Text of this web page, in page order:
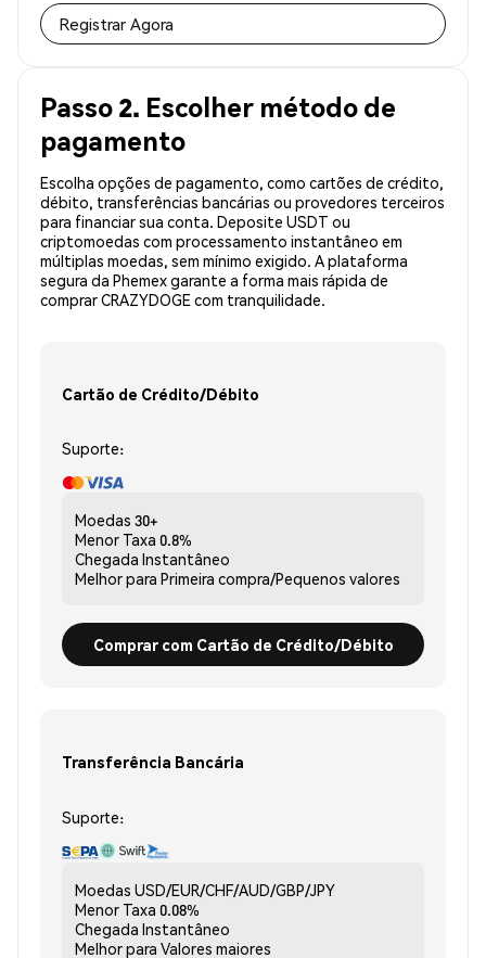
Registrar Agora
Passo 2. Escolher método de
pagamento
Escolha opções de pagamento, como cartões de crédito,
débito, transferências bancárias ou provedores terceiros
para financiar sua conta. Deposite USDT ou
criptomoedas com processamento instantâneo em
múltiplas moedas, sem mínimo exigido. A plataforma
segura da Phemex garante a forma mais rápida de
comprar CRAZYDOGE com tranquilidade.
Cartão de Crédito/Débito
Suporte:
Moedas 30+
Menor Taxa 0.8%
Chegada Instantâneo
Melhor para Primeira compra/Pequenos valores
Comprar com Cartão de Crédito/Débito
Transferência Bancária
Suporte:
Moedas USD/EUR/CHF/AUD/GBP/JPY
Menor Taxa 0.08%
Chegada Instantâneo
Melhor para Valores maiores